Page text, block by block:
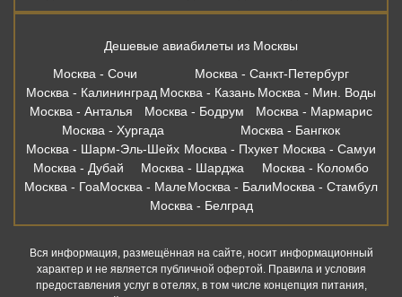
Дешевые авиабилеты из Москвы
Москва - Сочи
Москва - Санкт-Петербург
Москва - Калининград Москва - Казань Москва - Мин. Воды
Москва - Анталья
Москва - Бодрум
Москва - Мармарис
Москва - Хургада
Москва - Бангкок
Москва - Шарм-Эль-Шейх Москва - Пхукет Москва - Самуи
Москва - Дубай
Москва - Шарджа
Москва - Коломбо
Москва - ГоаМосква - МалеМосква - БалиМосква - Стамбул
Москва - Белград
Вся информация, размещённая на сайте, носит информационный
характер и не является публичной офертой. Правила и условия
предоставления услуг в отелях, в том числе концепция питания,